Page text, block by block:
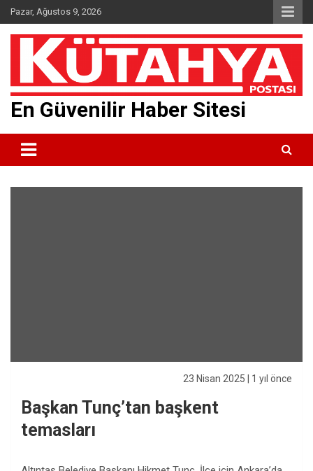
Skip
to
content
Pazar, Ağustos 9, 2026
En Güvenilir Haber Sitesi
23 Nisan 2025 | 1 yıl önce
Başkan Tunç’tan başkent
temasları